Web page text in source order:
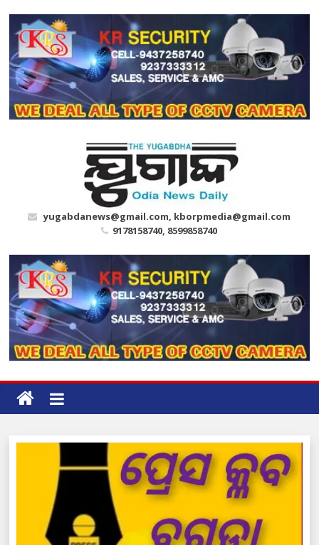
content
yugabdanews@gmail.com, kborpmedia@gmail.com
9178158740, 8599858740